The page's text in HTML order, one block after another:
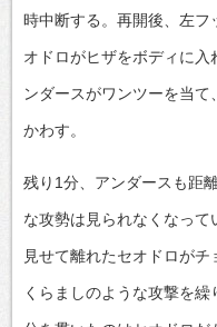
時中断する。再開後、左フ
オドロがヒザをボディに
ンダースがワンツーを当
かわす。
残り1分、アンダースも距
な攻勢は見られなくなっ
見せて離れたセオドロが
くらましのような攻撃を